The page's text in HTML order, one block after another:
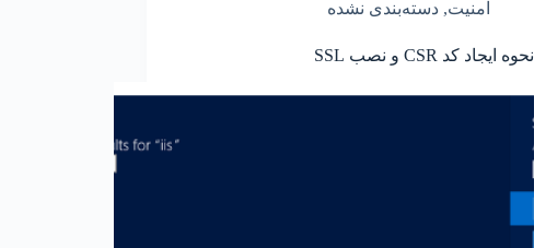
امنیت,دسته‌بندی نشده
نحوه ایجاد کد CSR و نصب SSL